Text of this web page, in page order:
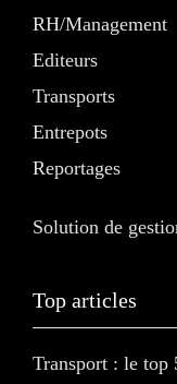
RH/Management
Editeurs
Transports
Entrepots
Reportages
Solution de
Top articles
Transport : le top